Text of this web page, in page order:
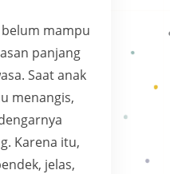
mampu
panjang
Saat anak
menangis,
Karena itu,
jelas,